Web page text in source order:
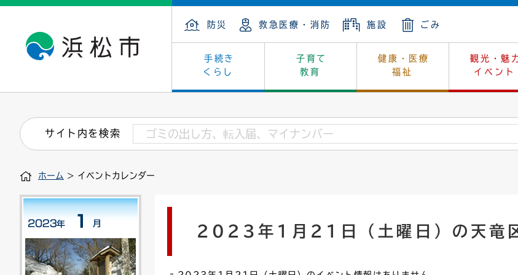
防災 救急医療・消防 施設 ごみ
手続き
くらし
子育て
教育
健康・医療
福祉
観光・魅
イベント
戸籍・住民の手続き 保険・年金 上下水道
住まい・建築 墓地・斎場 消費生活
税金
道路・交通・河川
印鑑登録証明書 戸籍謄本・抄本 住所変更
道路台帳
子育て・青少年・若者 教育 生涯学習
看護専門学校 学級閉鎖 幼稚園一覧
小学校一覧
健康・医療 福祉 休日当番医
介護保険 保健所
文化・芸術 文化財 レジャー・スポーツ
浜松・浜名湖だいすきネット はじめよう、ハマライフ
産業振興 カーボンニュートラル 土地
発注情報(入札・契約) 福祉・介護 環境対策
募集
市の概要 庁舎案内 市長の部屋
外郭団体 統計 選挙
職員採用
行政区
会議 情報公開・個人情報 監査
附属機関
サイト内を検索
ホーム > イベントカレンダー
2023年1月21日（土曜日）の天竜